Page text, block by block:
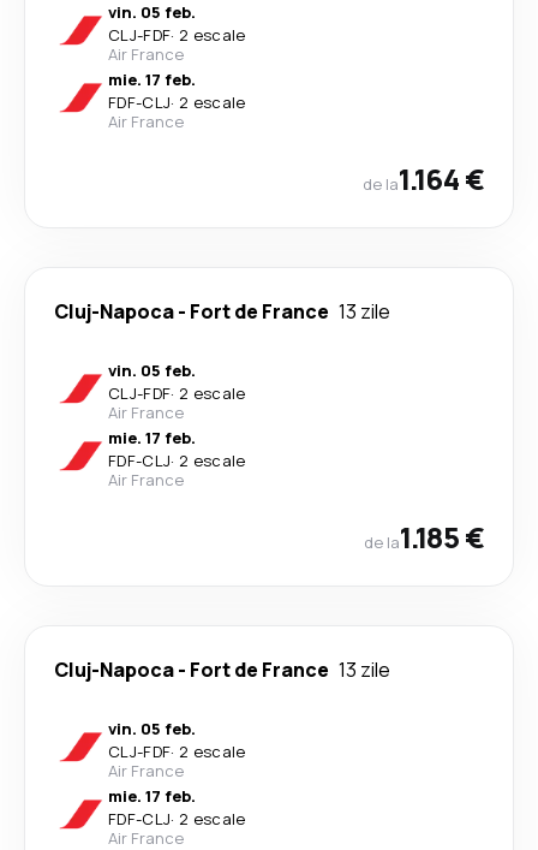
vin. 05 feb.
CLJ-FDF· 2 escale
Air France
mie. 17 feb.
FDF-CLJ· 2 escale
Air France
de la1.164 €
Cluj-Napoca- Fort de France 13 zile
vin. 05 feb.
CLJ-FDF· 2 escale
Air France
mie. 17 feb.
FDF-CLJ· 2 escale
Air France
de la1.185 €
Cluj-Napoca- Fort de France 13 zile
vin. 05 feb.
CLJ-FDF· 2 escale
Air France
mie. 17 feb.
FDF-CLJ· 2 escale
Air France